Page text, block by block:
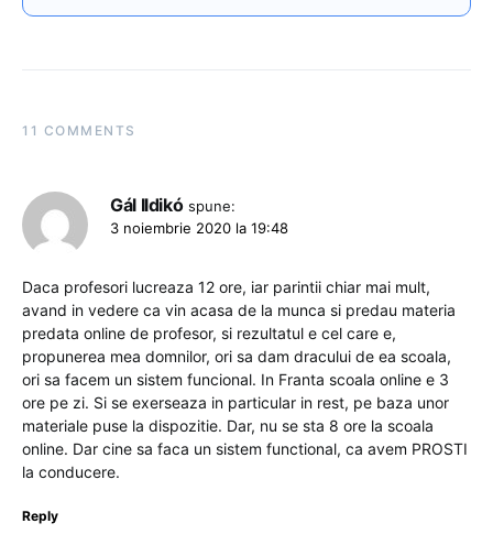
11 COMMENTS
Gál Ildikó spune:
3 noiembrie 2020 la 19:48
Daca profesori lucreaza 12 ore, iar parintii chiar mai mult,
avand in vedere ca vin acasa de la munca si predau materia
predata online de profesor, si rezultatul e cel care e,
propunerea mea domnilor, ori sa dam dracului de ea scoala,
ori sa facem un sistem funcional. In Franta scoala online e 3
ore pe zi. Si se exerseaza in particular in rest, pe baza unor
materiale puse la dispozitie. Dar, nu se sta 8 ore la scoala
online. Dar cine sa faca un sistem functional, ca avem PROSTI
la conducere.
Reply